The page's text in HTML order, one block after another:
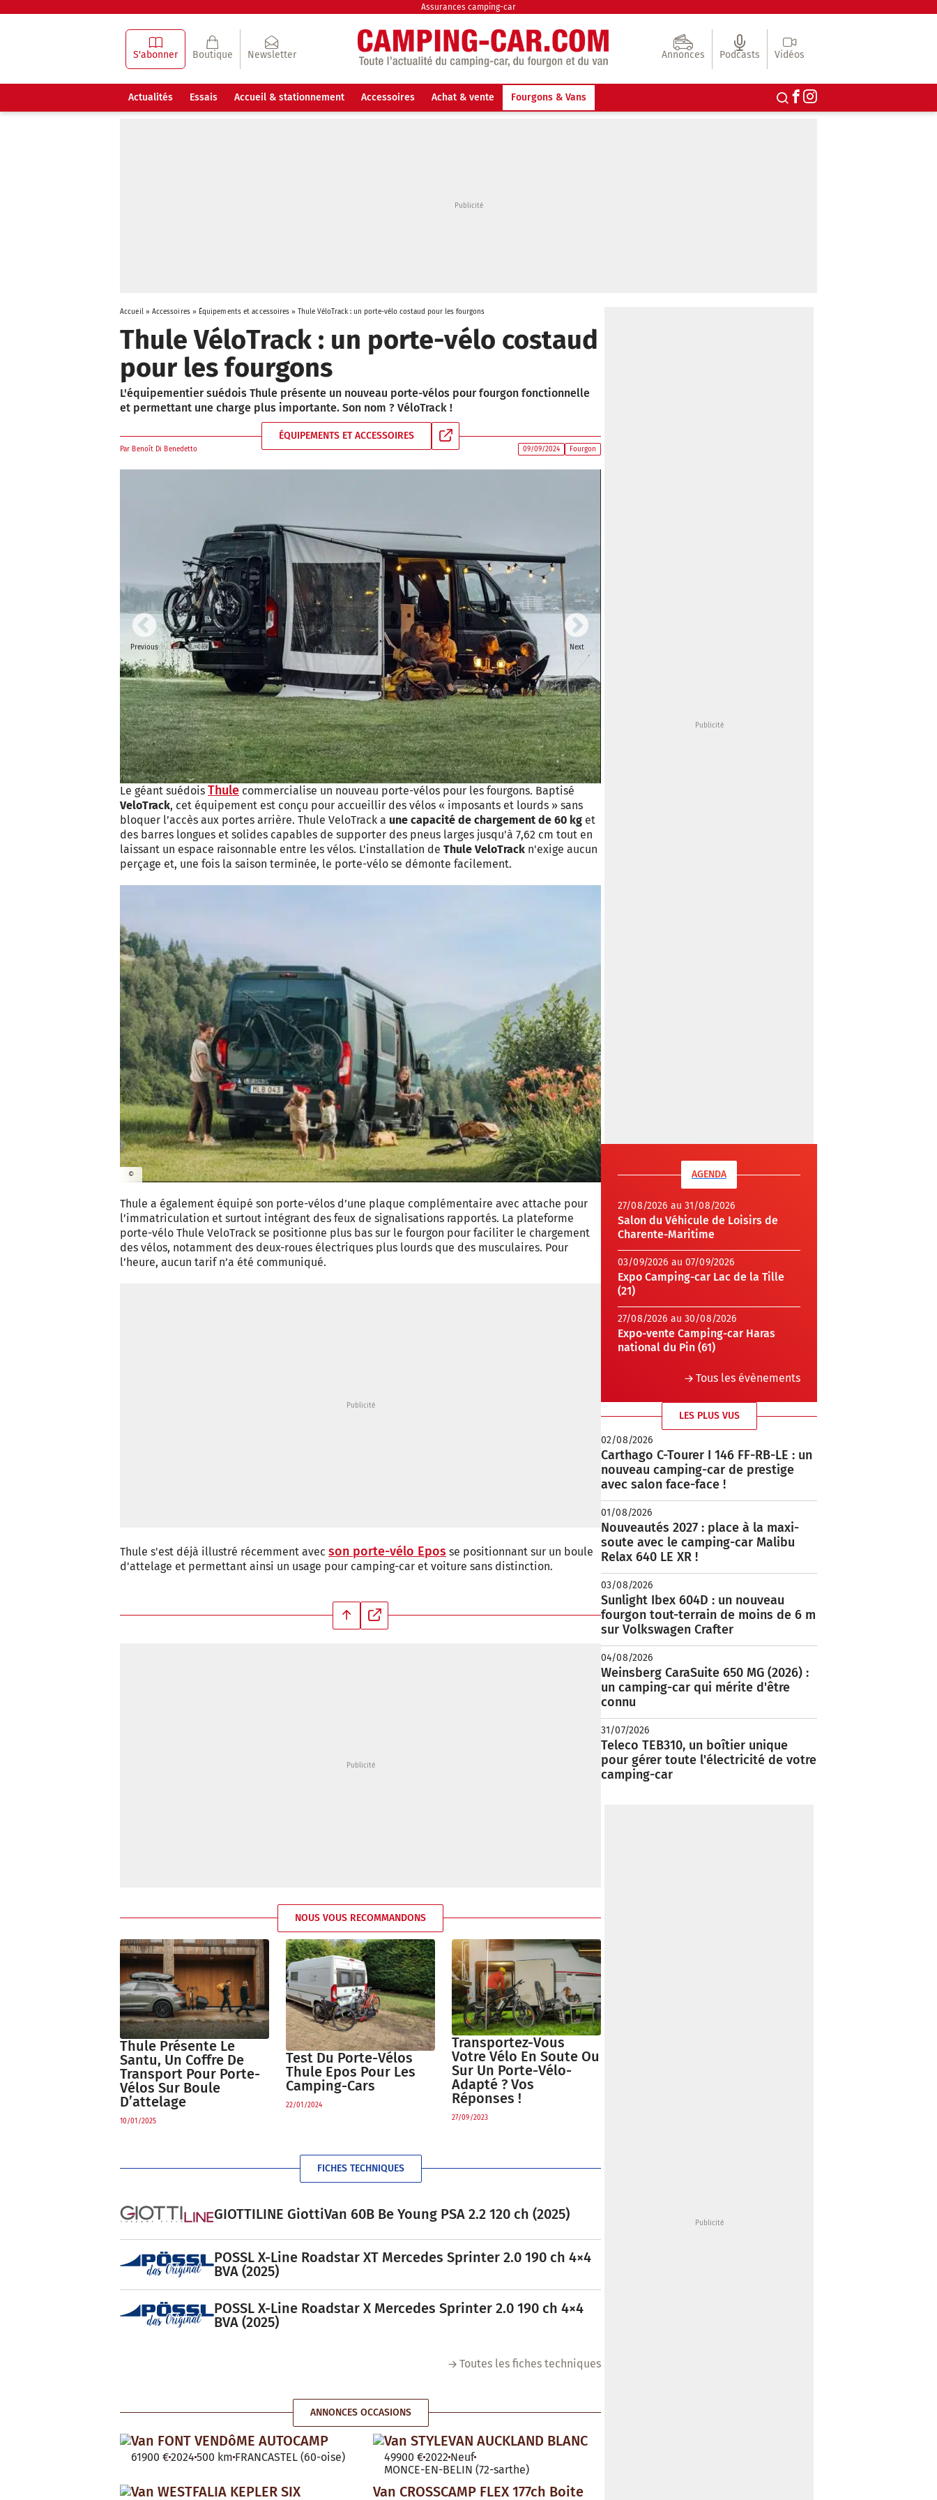
Assurances camping-car
S'abonner Boutique Newsletter Annonces Podcasts Vidéos
Actualités Essais Accueil & stationnement Accessoires Achat & vente Fourgons & Vans
Accueil» Accessoires» Équipements et accessoires »Thule VéloTrack : un porte-vélo costaud pour les fourgons
Thule VéloTrack : un porte-vélo costaud
pour les fourgons
L'équipementier suédois Thule présente un nouveau porte-vélos pour fourgon fonctionnelle
et permettant une charge plus importante. Son nom ? VéloTrack !
ÉQUIPEMENTS ET ACCESSOIRES
Par Benoît Di Benedetto 09/09/2024 Fourgon
Previous Next
Le géant suédois Thule commercialise un nouveau porte-vélos pour les fourgons. Baptisé
VeloTrack, cet équipement est conçu pour accueillir des vélos « imposants et lourds » sans
bloquer l’accès aux portes arrière. Thule VeloTrack a une capacité de chargement de 60 kg et
des barres longues et solides capables de supporter des pneus larges jusqu'à 7,62 cm tout en
laissant un espace raisonnable entre les vélos. L'installation de Thule VeloTrack n'exige aucun
perçage et, une fois la saison terminée, le porte-vélo se démonte facilement.
©
Thule a également équipé son porte-vélos d’une plaque complémentaire avec attache pour
l’immatriculation et surtout intégrant des feux de signalisations rapportés. La plateforme
porte-vélo Thule VeloTrack se positionne plus bas sur le fourgon pour faciliter le chargement
des vélos, notamment des deux-roues électriques plus lourds que des musculaires. Pour
l’heure, aucun tarif n’a été communiqué.
Thule s'est déjà illustré récemment avec son porte-vélo Epos se positionnant sur un boule
d'attelage et permettant ainsi un usage pour camping-car et voiture sans distinction.
NOUS VOUS RECOMMANDONS
Thule Présente Le
Santu, Un Coffre De
Transport Pour Porte-
Vélos Sur Boule
D’attelage
10/01/2025
Test Du Porte-Vélos
Thule Epos Pour Les
Camping-Cars
22/01/2024
Transportez-Vous
Votre Vélo En Soute Ou
Sur Un Porte-Vélo-
Adapté ? Vos
Réponses !
27/09/2023
FICHES TECHNIQUES
GIOTTILINE GiottiVan 60B Be Young PSA 2.2 120 ch (2025)
POSSL X-Line Roadstar XT Mercedes Sprinter 2.0 190 ch 4×4
BVA (2025)
POSSL X-Line Roadstar X Mercedes Sprinter 2.0 190 ch 4×4
BVA (2025)
Toutes les fiches techniques
ANNONCES OCCASIONS
Van FONT VENDôME AUTOCAMP
61900 €2024 500 km FRANCASTEL (60-oise)
Van STYLEVAN AUCKLAND BLANC
49900 €2022 Neuf
MONCE-EN-BELIN (72-sarthe)
Van WESTFALIA KEPLER SIX
Van CROSSCAMP FLEX 177ch Boite
AGENDA
27/08/2026 au 31/08/2026
Salon du Véhicule de Loisirs de
Charente-Maritime
03/09/2026 au 07/09/2026
Expo Camping-car Lac de la Tille
(21)
27/08/2026 au 30/08/2026
Expo-vente Camping-car Haras
national du Pin (61)
Tous les évènements
LES PLUS VUS
02/08/2026
Carthago C-Tourer I 146 FF-RB-LE : un
nouveau camping-car de prestige
avec salon face-face !
01/08/2026
Nouveautés 2027 : place à la maxi-
soute avec le camping-car Malibu
Relax 640 LE XR !
03/08/2026
Sunlight Ibex 604D : un nouveau
fourgon tout-terrain de moins de 6 m
sur Volkswagen Crafter
04/08/2026
Weinsberg CaraSuite 650 MG (2026) :
un camping-car qui mérite d'être
connu
31/07/2026
Teleco TEB310, un boîtier unique
pour gérer toute l'électricité de votre
camping-car